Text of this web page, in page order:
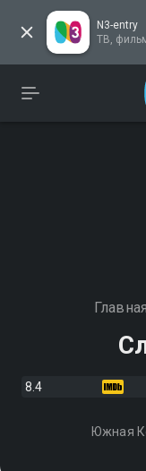
N3-entry
ТВ,
Главная
8.4
Южная